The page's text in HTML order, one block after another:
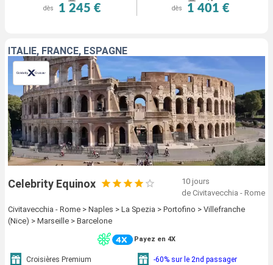
dès 1 245 € dès 1 401 €
ITALIE, FRANCE, ESPAGNE
Celebrity Equinox
10 jours
de Civitavecchia - Rome
Civitavecchia - Rome > Naples > La Spezia > Portofino > Villefranche
(Nice) > Marseille > Barcelone
Payez en 4X
Croisières Premium
-60% sur le 2nd passager